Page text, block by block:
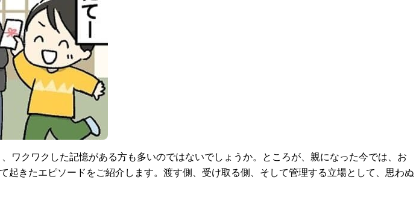
クワクした記憶がある方も多いのではないでしょうか。ところが、親になった今では、お
きたエピソードをご紹介します。渡す側、受け取る側、そして管理する立場として、思わぬ